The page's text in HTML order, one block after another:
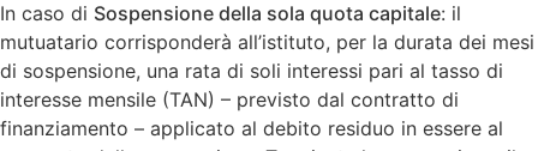
In caso di Sospensione della sola quota capitale: il
mutuatario corrisponderà all’istituto, per la durata dei mesi
di sospensione, una rata di soli interessi pari al tasso di
interesse mensile (TAN) – previsto dal contratto di
finanziamento – applicato al debito residuo in essere al